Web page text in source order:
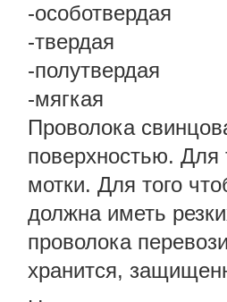
-особотвердая
-твердая
-полутвердая
-мягкая
Проволока
поверхностью. Для
мотки. Для того
должна иметь
проволока
хранится,